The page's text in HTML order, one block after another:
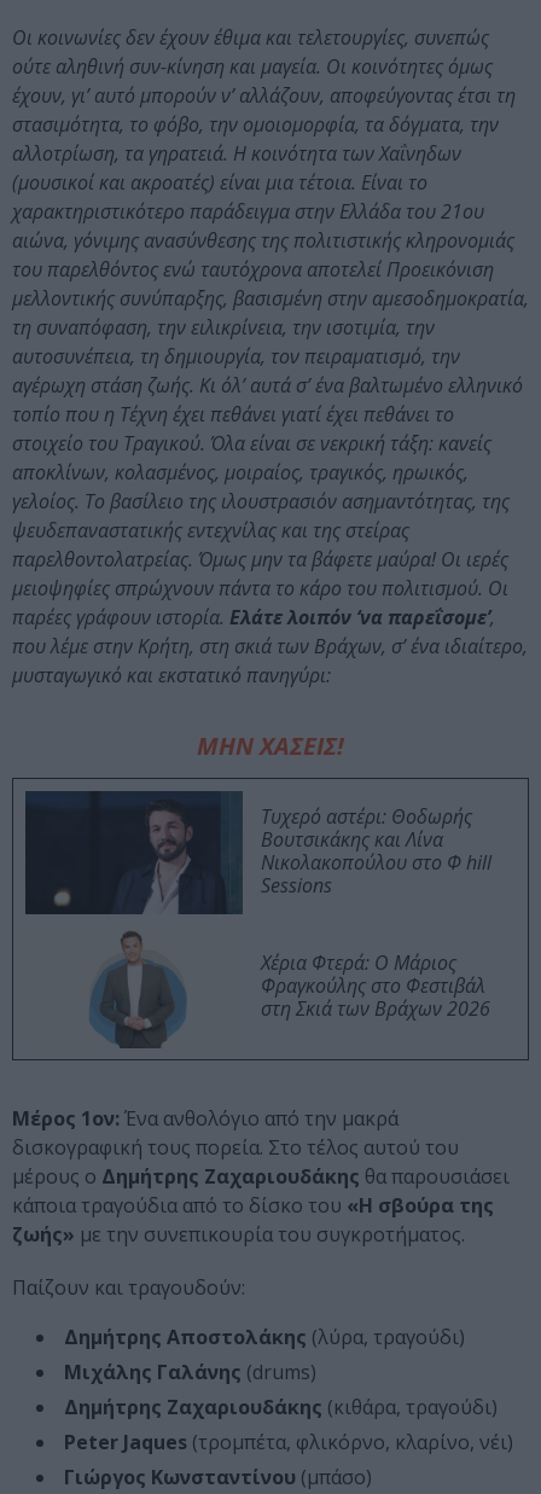
Οι κοινωνίες δεν έχουν έθιμα και τελετουργίες, συνεπώς
ούτε αληθινή συν-κίνηση και μαγεία. Οι κοινότητες όμως
έχουν, γι’ αυτό μπορούν ν’ αλλάζουν, αποφεύγοντας έτσι τη
στασιμότητα, το φόβο, την ομοιομορφία, τα δόγματα, την
αλλοτρίωση, τα γηρατειά. Η κοινότητα των Χαΐνηδων
(μουσικοί και ακροατές) είναι μια τέτοια. Είναι το
χαρακτηριστικότερο παράδειγμα στην Ελλάδα του 21ου
αιώνα, γόνιμης ανασύνθεσης της πολιτιστικής κληρονομιάς
του παρελθόντος ενώ ταυτόχρονα αποτελεί Προεικόνιση
μελλοντικής συνύπαρξης, βασισμένη στην αμεσοδημοκρατία,
τη συναπόφαση, την ειλικρίνεια, την ισοτιμία, την
αυτοσυνέπεια, τη δημιουργία, τον πειραματισμό, την
αγέρωχη στάση ζωής. Κι όλ’ αυτά σ’ ένα βαλτωμένο ελληνικό
τοπίο που η Τέχνη έχει πεθάνει γιατί έχει πεθάνει το
στοιχείο του Τραγικού. Όλα είναι σε νεκρική τάξη: κανείς
αποκλίνων, κολασμένος, μοιραίος, τραγικός, ηρωικός,
γελοίος. Το βασίλειο της ιλουστρασιόν ασημαντότητας, της
ψευδεπαναστατικής εντεχνίλας και της στείρας
παρελθοντολατρείας. Όμως μην τα βάφετε μαύρα! Οι ιερές
μειοψηφίες σπρώχνουν πάντα το κάρο του πολιτισμού. Οι
παρέες γράφουν ιστορία. Ελάτε λοιπόν ‘να παρεΐσομε’,
που λέμε στην Κρήτη, στη σκιά των Βράχων, σ’ ένα ιδιαίτερο,
μυσταγωγικό και εκστατικό πανηγύρι:
ΜΗΝ ΧΑΣΕΙΣ!
Τυχερό αστέρι: Θοδωρής
Βουτσικάκης και Λίνα
Νικολακοπούλου στο Φ hill
Sessions
Χέρια Φτερά: Ο Μάριος
Φραγκούλης στο Φεστιβάλ
στη Σκιά των Βράχων 2026
Μέρος 1ον: Ένα ανθολόγιο από την μακρά
δισκογραφική τους πορεία. Στο τέλος αυτού του
μέρους ο Δημήτρης Ζαχαριουδάκης θα παρουσιάσει
κάποια τραγούδια από το δίσκο του «Η σβούρα της
ζωής» με την συνεπικουρία του συγκροτήματος.
Παίζουν και τραγουδούν:
Δημήτρης Αποστολάκης (λύρα, τραγούδι)
Μιχάλης Γαλάνης (drums)
Δημήτρης Ζαχαριουδάκης (κιθάρα, τραγούδι)
Peter Jaques (τρομπέτα, φλικόρνο, κλαρίνο, νέι)
Γιώργος Κωνσταντίνου (μπάσο)